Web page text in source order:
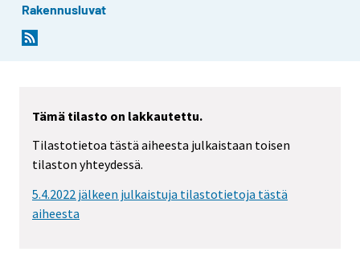
Rakennusluvat
Tämä tilasto on lakkautettu.
Tilastotietoa tästä aiheesta julkaistaan toisen
tilaston yhteydessä.
5.4.2022 jälkeen julkaistuja tilastotietoja tästä
aiheesta